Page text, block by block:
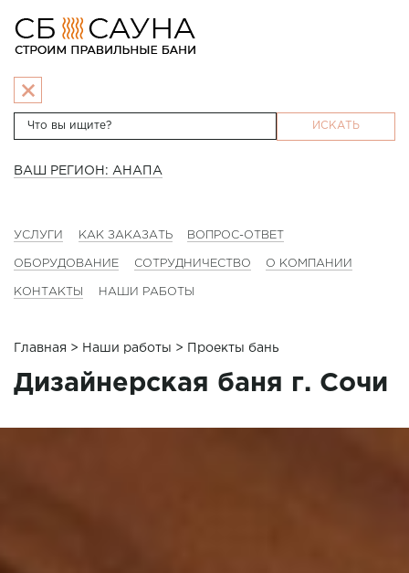
ИСКАТЬ
ВАШ РЕГИОН: АНАПА
УСЛУГИ КАК ЗАКАЗАТЬ ВОПРОС-ОТВЕТ
ОБОРУДОВАНИЕ СОТРУДНИЧЕСТВО О КОМПАНИИ
КОНТАКТЫ НАШИ РАБОТЫ
Главная > Наши работы > Проекты бань
Дизайнерская баня г. Сочи